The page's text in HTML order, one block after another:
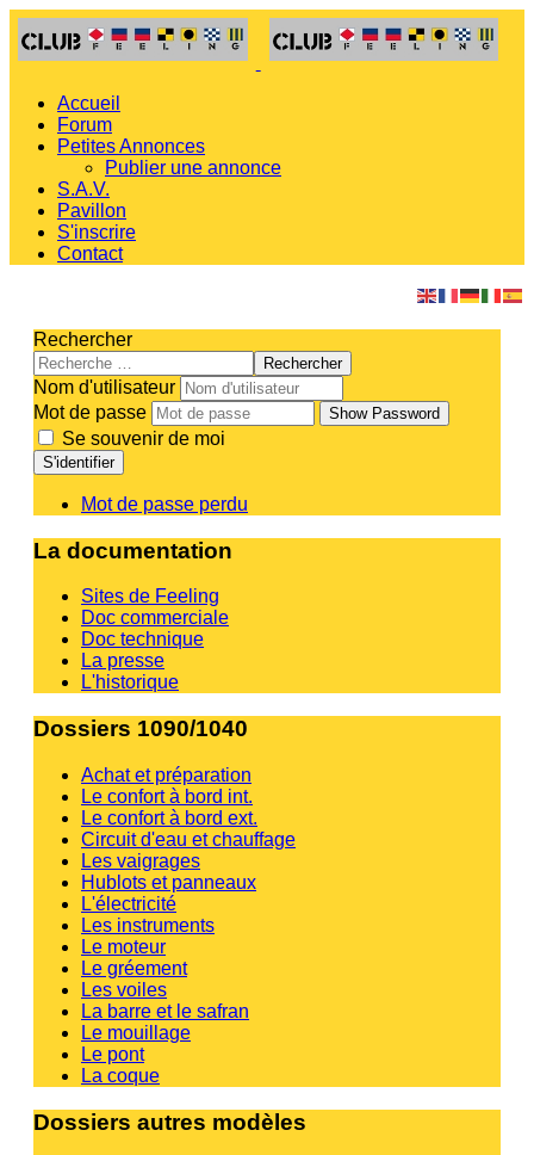
Accueil
Forum
Petites Annonces
Publier une annonce
S.A.V.
Pavillon
S'inscrire
Contact
Rechercher
Rechercher
Nom d'utilisateur
Mot de passe
Show Password
Se souvenir de moi
S'identifier
Mot de passe perdu
La documentation
Sites de Feeling
Doc commerciale
Doc technique
La presse
L'historique
Dossiers 1090/1040
Achat et préparation
Le confort à bord int.
Le confort à bord ext.
Circuit d'eau et chauffage
Les vaigrages
Hublots et panneaux
L'électricité
Les instruments
Le moteur
Le gréement
Les voiles
La barre et le safran
Le mouillage
Le pont
La coque
Dossiers autres modèles